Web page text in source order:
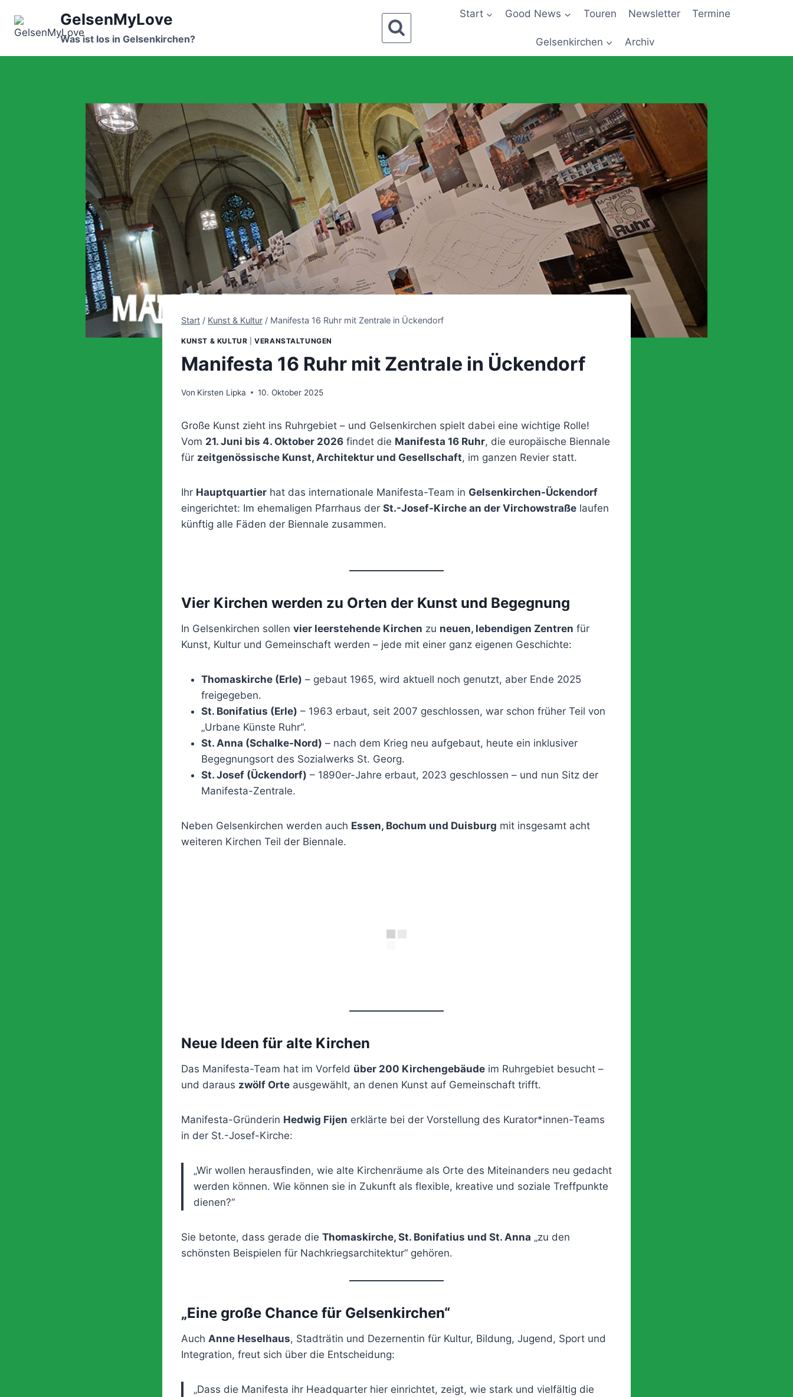
Inhalt
springen
GelsenMyLove
Was ist los in Gelsenkirchen?
Start Good News Touren Newsletter Termine
Gelsenkirchen Archiv
Start / Kunst & Kultur / Manifesta 16 Ruhr mit Zentrale in Ückendorf
KUNST & KULTUR |VERANSTALTUNGEN
Manifesta 16 Ruhr mit Zentrale in Ückendorf
Von Kirsten Lipka 10. Oktober 2025
Große Kunst zieht ins Ruhrgebiet – und Gelsenkirchen spielt dabei eine wichtige Rolle!
Vom 21. Juni bis 4. Oktober 2026 findet die Manifesta 16 Ruhr, die europäische Biennale
für zeitgenössische Kunst, Architektur und Gesellschaft, im ganzen Revier statt.
Ihr Hauptquartier hat das internationale Manifesta-Team in Gelsenkirchen-Ückendorf
eingerichtet: Im ehemaligen Pfarrhaus der St.-Josef-Kirche an der Virchowstraße laufen
künftig alle Fäden der Biennale zusammen.
Vier Kirchen werden zu Orten der Kunst und Begegnung
In Gelsenkirchen sollen vier leerstehende Kirchen zu neuen, lebendigen Zentren für
Kunst, Kultur und Gemeinschaft werden – jede mit einer ganz eigenen Geschichte:
Thomaskirche (Erle) – gebaut 1965, wird aktuell noch genutzt, aber Ende 2025
freigegeben.
St. Bonifatius (Erle) – 1963 erbaut, seit 2007 geschlossen, war schon früher Teil von
„Urbane Künste Ruhr“.
St. Anna (Schalke-Nord) – nach dem Krieg neu aufgebaut, heute ein inklusiver
Begegnungsort des Sozialwerks St. Georg.
St. Josef (Ückendorf) – 1890er-Jahre erbaut, 2023 geschlossen – und nun Sitz der
Manifesta-Zentrale.
Neben Gelsenkirchen werden auch Essen, Bochum und Duisburg mit insgesamt acht
weiteren Kirchen Teil der Biennale.
Neue Ideen für alte Kirchen
Das Manifesta-Team hat im Vorfeld über 200 Kirchengebäude im Ruhrgebiet besucht –
und daraus zwölf Orte ausgewählt, an denen Kunst auf Gemeinschaft trifft.
Manifesta-Gründerin Hedwig Fijen erklärte bei der Vorstellung des Kurator*innen-Teams
in der St.-Josef-Kirche:
„Wir wollen herausfinden, wie alte Kirchenräume als Orte des Miteinanders neu gedacht
werden können. Wie können sie in Zukunft als flexible, kreative und soziale Treffpunkte
dienen?“
Sie betonte, dass gerade die Thomaskirche, St. Bonifatius und St. Anna „zu den
schönsten Beispielen für Nachkriegsarchitektur“ gehören.
„Eine große Chance für Gelsenkirchen“
Auch Anne Heselhaus, Stadträtin und Dezernentin für Kultur, Bildung, Jugend, Sport und
Integration, freut sich über die Entscheidung:
„Dass die Manifesta ihr Headquarter hier einrichtet, zeigt, wie stark und vielfältig die